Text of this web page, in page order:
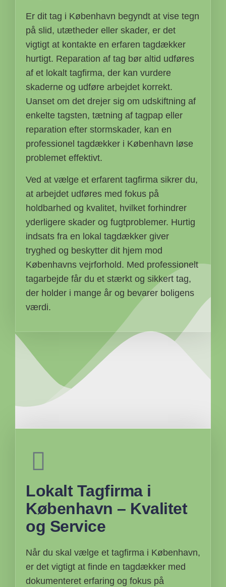
Er dit tag i København begyndt at vise tegn
på slid, utætheder eller skader, er det
vigtigt at kontakte en erfaren tagdækker
hurtigt. Reparation af tag bør altid udføres
af et lokalt tagfirma, der kan vurdere
skaderne og udføre arbejdet korrekt.
Uanset om det drejer sig om udskiftning af
enkelte tagsten, tætning af tagpap eller
reparation efter stormskader, kan en
professionel tagdækker i København løse
problemet effektivt.
Ved at vælge et erfarent tagfirma sikrer du,
at arbejdet udføres med fokus på
holdbarhed og kvalitet, hvilket forhindrer
yderligere skader og fugtproblemer. Hurtig
indsats fra en lokal tagdækker giver
tryghed og beskytter dit hjem mod
Københavns vejrforhold. Med professionelt
tagarbejde får du et stærkt og sikkert tag,
der holder i mange år og bevarer boligens
værdi.
Lokalt Tagfirma i
København – Kvalitet
og Service
Når du skal vælge et tagfirma i København,
er det vigtigt at finde en tagdækker med
dokumenteret erfaring og fokus på